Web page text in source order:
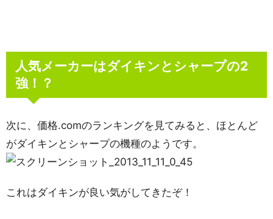
人気メーカーはダイキンとシャープの2
強！？
次に、価格.comのランキングを見てみると、ほとんど
がダイキンとシャープの機種のようです。
これはダイキンが良い気がしてきたぞ！